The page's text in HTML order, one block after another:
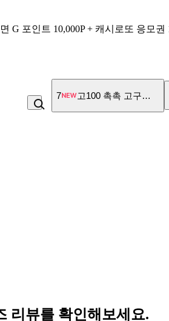
G 포인트 10,000P + 캐시로또 응모권
7 고100 촉촉 고구마 스틱
리뷰를 확인해보세요.